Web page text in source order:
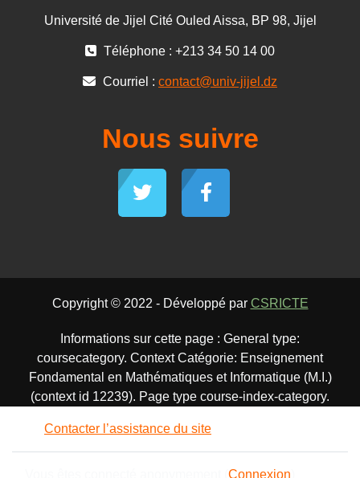
Université de Jijel Cité Ouled Aissa, BP 98, Jijel
Téléphone : +213 34 50 14 00
Courriel : contact@univ-jijel.dz
Nous suivre
Copyright © 2022 - Développé par CSRICTE
Informations sur cette page : General type:
coursecategory. Context Catégorie: Enseignement
Fondamental en Mathématiques et Informatique (M.I.)
(context id 12239). Page type course-index-category.
Contacter l’assistance du site
Connexion